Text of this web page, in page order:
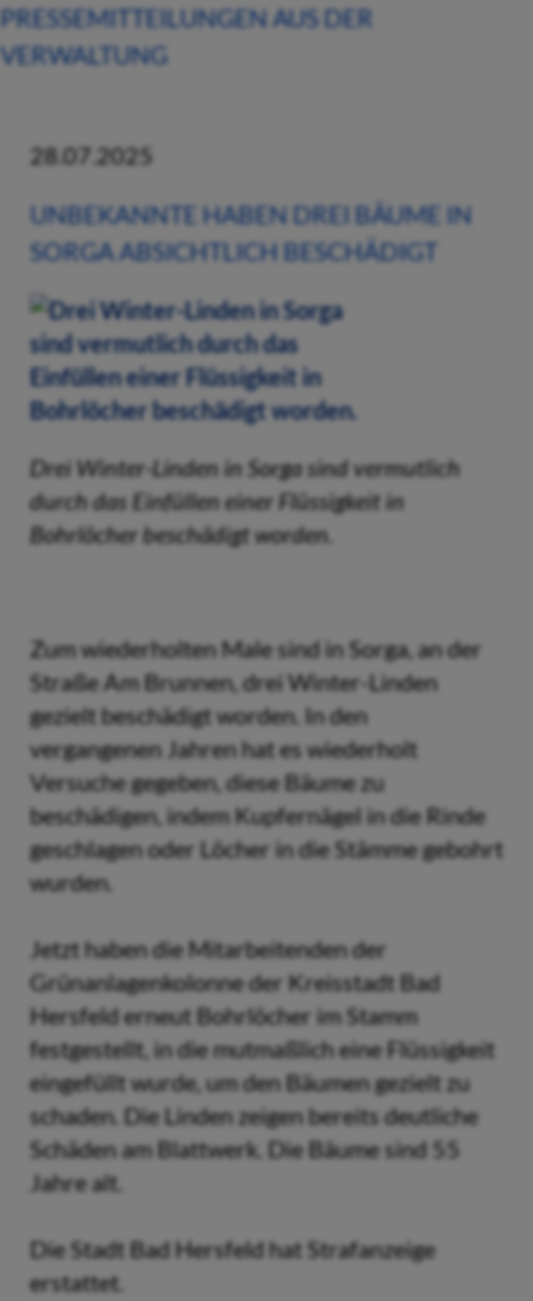
PRESSEMITTEILUNGEN AUS DER
VERWALTUNG
28.07.2025
UNBEKANNTE HABEN DREI BÄUME IN
SORGA ABSICHTLICH BESCHÄDIGT
Drei Winter-Linden in Sorga sind vermutlich
durch das Einfüllen einer Flüssigkeit in
Bohrlöcher beschädigt worden.
Zum wiederholten Male sind in Sorga, an der
Straße Am Brunnen, drei Winter-Linden
gezielt beschädigt worden. In den
vergangenen Jahren hat es wiederholt
Versuche gegeben, diese Bäume zu
beschädigen, indem Kupfernägel in die Rinde
geschlagen oder Löcher in die Stämme gebohrt
wurden.
Jetzt haben die Mitarbeitenden der
Grünanlagenkolonne der Kreisstadt Bad
Hersfeld erneut Bohrlöcher im Stamm
festgestellt, in die mutmaßlich eine Flüssigkeit
eingefüllt wurde, um den Bäumen gezielt zu
schaden. Die Linden zeigen bereits deutliche
Schäden am Blattwerk. Die Bäume sind 55
Jahre alt.
Die Stadt Bad Hersfeld hat Strafanzeige
erstattet.